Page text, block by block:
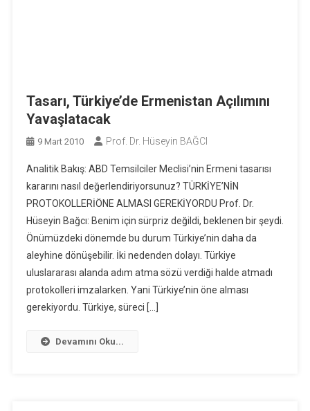
Tasarı, Türkiye’de Ermenistan Açılımını
Yavaşlatacak
9 Mart 2010 Prof. Dr. Hüseyin BAĞCI
Analitik Bakış: ABD Temsilciler Meclisi’nin Ermeni tasarısı
kararını nasıl değerlendiriyorsunuz? TÜRKİYE’NİN
PROTOKOLLERİÖNE ALMASI GEREKİYORDU Prof. Dr.
Hüseyin Bağcı: Benim için sürpriz değildi, beklenen bir şeydi.
Önümüzdeki dönemde bu durum Türkiye’nin daha da
aleyhine dönüşebilir. İki nedenden dolayı. Türkiye
uluslararası alanda adım atma sözü verdiği halde atmadı
protokolleri imzalarken. Yani Türkiye’nin öne alması
gerekiyordu. Türkiye, süreci […]
Devamını Oku...